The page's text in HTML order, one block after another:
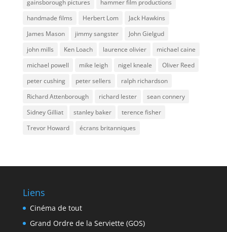
gainsborough pictures
hammer film productions
handmade films
Herbert Lom
Jack Hawkins
James Mason
jimmy sangster
John Gielgud
john mills
Ken Loach laurence olivier
michael caine
michael powell
mike leigh nigel kneale
Oliver Reed
peter cushing
peter sellers
ralph richardson
Richard Attenborough
richard lester
sean connery
Sidney Gilliat
stanley baker
terence fisher
Trevor Howard
écrans britanniques
Liens
Cinéma de tout
Grand Ordre de la Serviette (GOS)